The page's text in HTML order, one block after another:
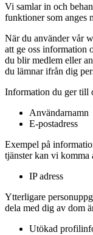
Vi samlar in och
funktioner som anges
När du använder vår
att ge oss information
du blir medlem eller
du lämnar ifrån dig
Information du ger till
Användarnamn
E-postadress
Exempel på
tjänster kan vi komma
IP adress
Ytterligare
dela med dig av dom
Utökad